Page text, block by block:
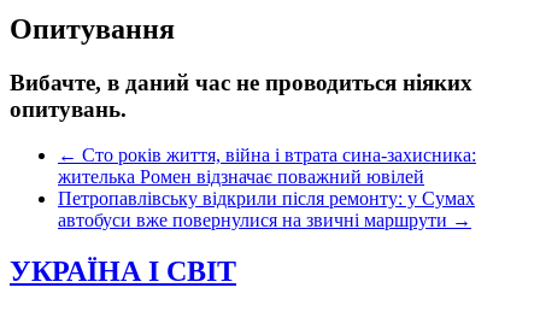
Опитування
Вибачте, в даний час не проводиться ніяких
опитувань.
← Сто років життя, війна і втрата сина-захисника:
жителька Ромен відзначає поважний ювілей
Петропавлівську відкрили після ремонту: у Сумах
автобуси вже повернулися на звичні маршрути →
УКРАЇНА І СВІТ